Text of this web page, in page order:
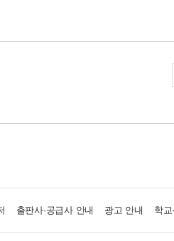
출판사·공급사 안내 광고 안내 학교